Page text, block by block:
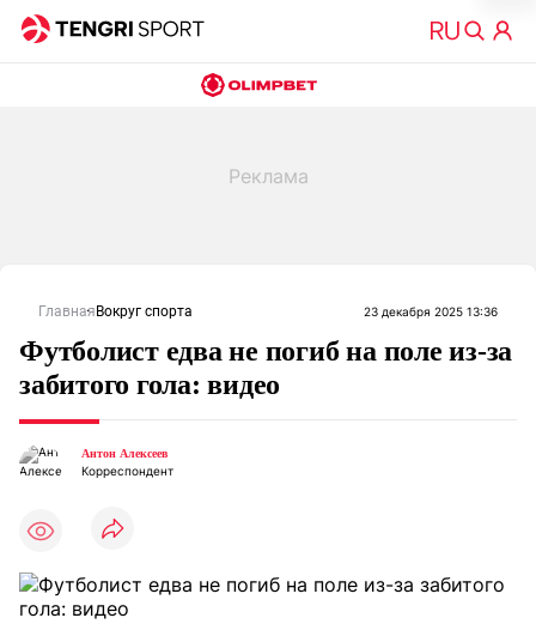
Главная Вокруг спорта 23 декабря 2025 13:36
Футболист едва не погиб на поле из-за
забитого гола: видео
Антон Алексеев
Корреспондент